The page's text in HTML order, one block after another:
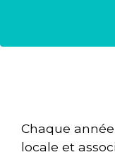
Chaque
locale et